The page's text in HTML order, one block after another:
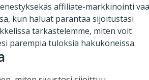
affiliate-markkinointi
kun haluat parantaa sijoitustasi
tarkastelemme, miten voit
parempia tuloksia hakukoneissa.